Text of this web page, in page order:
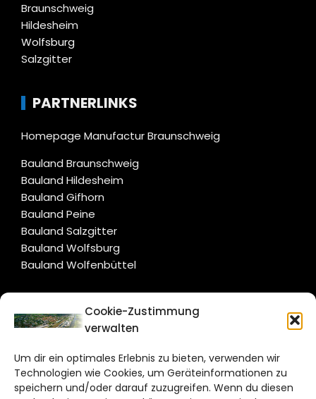
Cookie-Zustimmung
verwalten
Um dir ein optimales Erlebnis zu bieten, verwenden wir
Technologien wie Cookies, um Geräteinformationen zu
speichern und/oder darauf zuzugreifen. Wenn du diesen
Braunschweig
Hildesheim
Wolfsburg
Salzgitter
PARTNERLINKS
Homepage Manufactur Braunschweig
Bauland Braunschweig
Bauland Hildesheim
Bauland Gifhorn
Bauland Peine
Bauland Salzgitter
Bauland Wolfsburg
Bauland Wolfenbüttel
CITYLIFE!
Bruchtorwall 12
38100 Braunschweig